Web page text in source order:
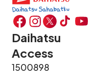
Daihatsu
Access
1500898